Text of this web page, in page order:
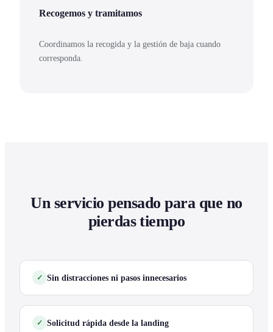
Recogemos y tramitamos
Coordinamos la recogida y la gestión de baja cuando
corresponda.
Un servicio pensado para que no
pierdas tiempo
Sin distracciones ni pasos innecesarios
Solicitud rápida desde la landing